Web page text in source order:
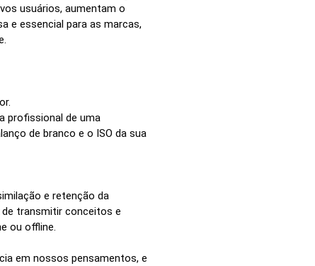
usuários, aumentam o
e essencial para as marcas,
profissional de uma
de branco e o ISO da sua
e retenção da
transmitir conceitos e
ou offline.
em nossos pensamentos, e